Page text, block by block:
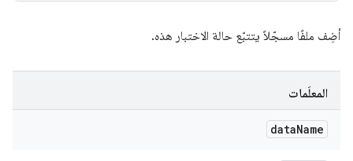
أضِف ملفًا مسجّلاً يتتبّع حالة الاختبار هذه.
المعلَمات
dataName